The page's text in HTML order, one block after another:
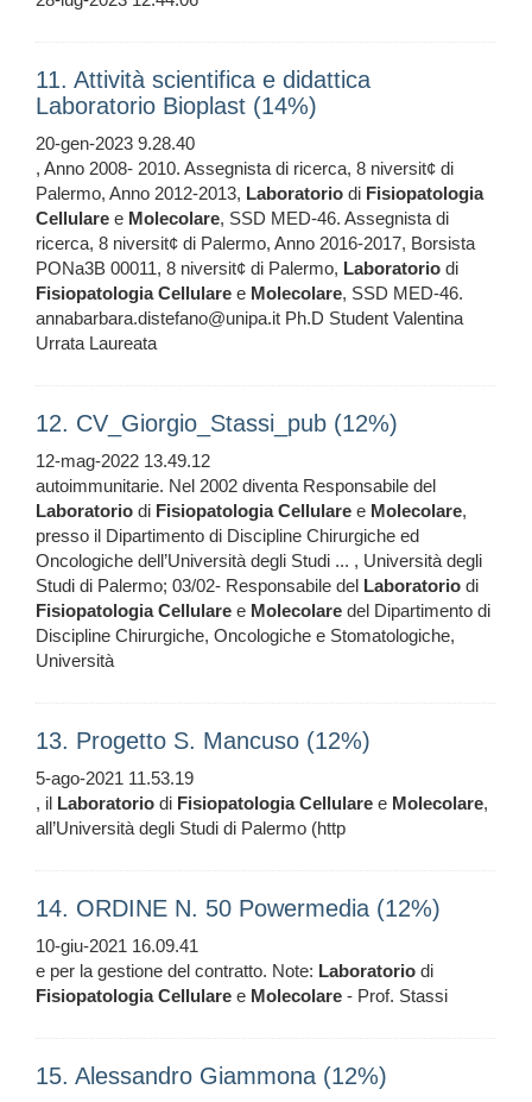
11. Attività scientifica e didattica
Laboratorio Bioplast (14%)
20-gen-2023 9.28.40
, Anno 2008- 2010. Assegnista di ricerca, 8 niversit¢ di
Palermo, Anno 2012-2013, Laboratorio di Fisiopatologia
Cellulare e Molecolare, SSD MED-46. Assegnista di
ricerca, 8 niversit¢ di Palermo, Anno 2016-2017, Borsista
PONa3B 00011, 8 niversit¢ di Palermo, Laboratorio di
Fisiopatologia Cellulare e Molecolare, SSD MED-46.
annabarbara.distefano@unipa.it Ph.D Student Valentina
Urrata Laureata
12. CV_Giorgio_Stassi_pub (12%)
12-mag-2022 13.49.12
autoimmunitarie. Nel 2002 diventa Responsabile del
Laboratorio di Fisiopatologia Cellulare e Molecolare,
presso il Dipartimento di Discipline Chirurgiche ed
Oncologiche dell’Università degli Studi ... , Università degli
Studi di Palermo; 03/02- Responsabile del Laboratorio di
Fisiopatologia Cellulare e Molecolare del Dipartimento di
Discipline Chirurgiche, Oncologiche e Stomatologiche,
Università
13. Progetto S. Mancuso (12%)
5-ago-2021 11.53.19
, il Laboratorio di Fisiopatologia Cellulare e Molecolare,
all’Università degli Studi di Palermo (http
14. ORDINE N. 50 Powermedia (12%)
10-giu-2021 16.09.41
e per la gestione del contratto. Note: Laboratorio di
Fisiopatologia Cellulare e Molecolare - Prof. Stassi
15. Alessandro Giammona (12%)